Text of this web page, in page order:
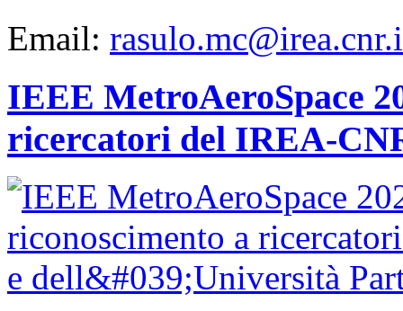
Email:
IEEE MetroAeroSpace
ricercatori del IREA-